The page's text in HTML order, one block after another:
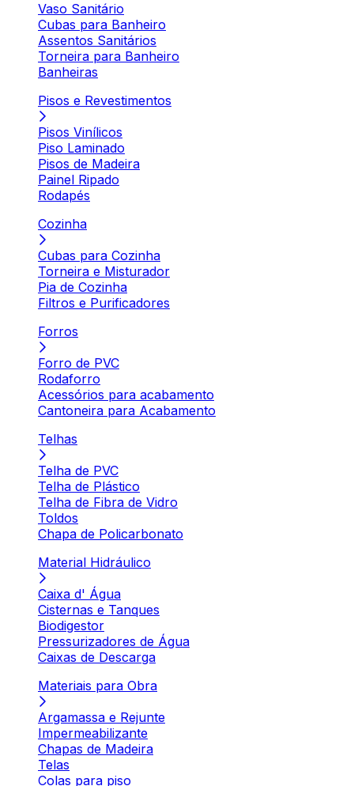
Vaso Sanitário
Cubas para Banheiro
Assentos Sanitários
Torneira para Banheiro
Banheiras
Pisos e Revestimentos
Pisos Vinílicos
Piso Laminado
Pisos de Madeira
Painel Ripado
Rodapés
Cozinha
Cubas para Cozinha
Torneira e Misturador
Pia de Cozinha
Filtros e Purificadores
Forros
Forro de PVC
Rodaforro
Acessórios para acabamento
Cantoneira para Acabamento
Telhas
Telha de PVC
Telha de Plástico
Telha de Fibra de Vidro
Toldos
Chapa de Policarbonato
Material Hidráulico
Caixa d' Água
Cisternas e Tanques
Biodigestor
Pressurizadores de Água
Caixas de Descarga
Materiais para Obra
Argamassa e Rejunte
Impermeabilizante
Chapas de Madeira
Telas
Colas para piso